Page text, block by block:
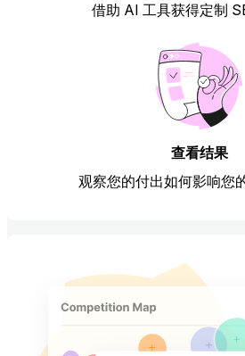
借助 AI 工具获得定制
查看结果
观察您的付出如何影响您